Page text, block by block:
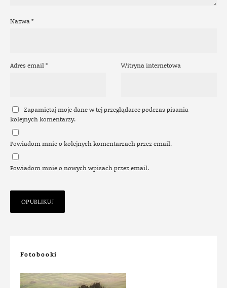
Nazwa*
Adres email* Witryna internetowa
Zapamiętaj moje dane w tej przeglądarce podczas pisania
kolejnych komentarzy.
Powiadom mnie o kolejnych komentarzach przez email.
Powiadom mnie o nowych wpisach przez email.
Fotobooki